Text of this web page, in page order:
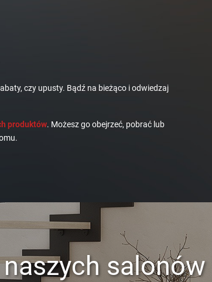
czy upusty. Bądź na bieżąco i odwiedzaj
produktów. Możesz go obejrzeć, pobrać lub
salonów